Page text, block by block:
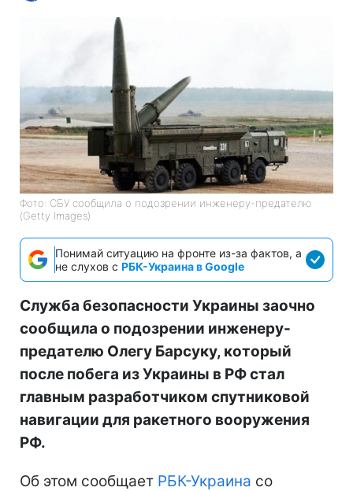
Фото: СБУ сообщила о подозрении инженеру-предателю
(Getty Images)
Понимай ситуацию на фронте из-за фактов, а
не слухов с РБК-Украина в Google
Служба безопасности Украины заочно
сообщила о подозрении инженеру-
предателю Олегу Барсуку, который
после побега из Украины в РФ стал
главным разработчиком спутниковой
навигации для ракетного вооружения
РФ.
Об этом сообщает РБК-Украина со